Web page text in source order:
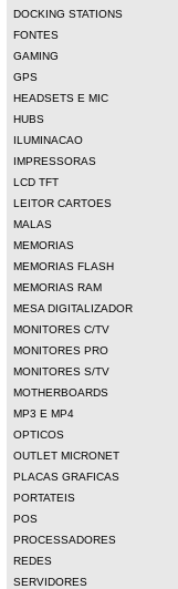
DOCKING STATIONS
FONTES
GAMING
GPS
HEADSETS E MIC
HUBS
ILUMINACAO
IMPRESSORAS
LCD TFT
LEITOR CARTOES
MALAS
MEMORIAS
MEMORIAS FLASH
MEMORIAS RAM
MESA DIGITALIZADOR
MONITORES C/TV
MONITORES PRO
MONITORES S/TV
MOTHERBOARDS
MP3 E MP4
OPTICOS
OUTLET MICRONET
PLACAS GRAFICAS
PORTATEIS
POS
PROCESSADORES
REDES
SERVIDORES